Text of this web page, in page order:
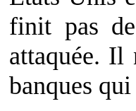
finit pas
attaquée. Il
banques